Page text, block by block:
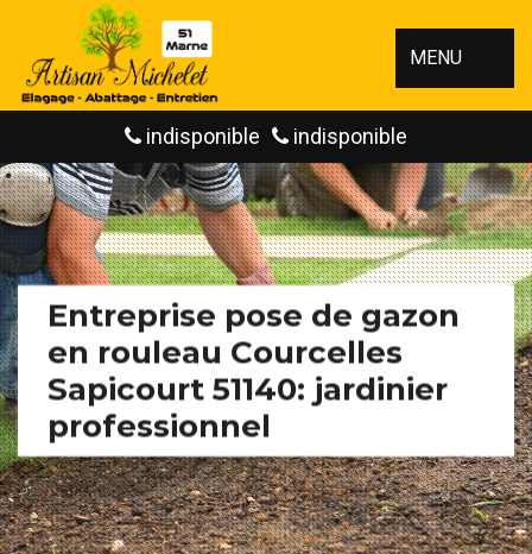
MENU
indisponible indisponible
Entreprise pose de gazon
en rouleau Courcelles
Sapicourt 51140: jardinier
professionnel